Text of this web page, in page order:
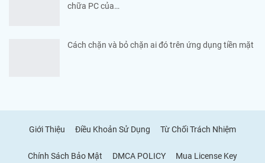
chữa PC của…
Cách chặn và bỏ chặn ai đó trên ứng dụng tiền mặt
Giới Thiệu Điều Khoản Sử Dụng Từ Chối Trách Nhiệm
Chính Sách Bảo Mật DMCA POLICY Mua License Key